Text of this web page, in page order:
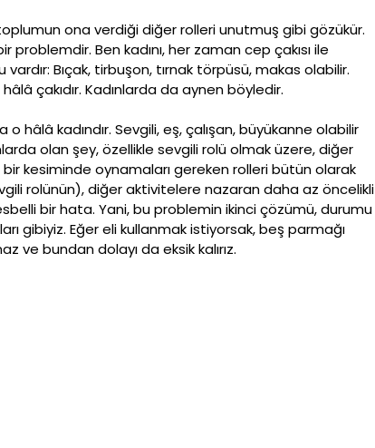
ona verdiği diğer rolleri unutmuş gibi gözükür.
problemdir. Ben kadını, her zaman cep çakısı ile
vardır: Bıçak, tirbuşon, tırnak törpüsü, makas olabilir.
çakıdır. Kadınlarda da aynen böyledir.
hâlâ kadındır. Sevgili, eş, çalışan, büyükanne olabilir
olan şey, özellikle sevgili rolü olmak üzere, diğer
kesiminde oynamaları gereken rolleri bütün olarak
rolünün), diğer aktivitelere nazaran daha az öncelikli
bir hata. Yani, bu problemin ikinci çözümü, durumu
gibiyiz. Eğer eli kullanmak istiyorsak, beş parmağı
ve bundan dolayı da eksik kalırız.